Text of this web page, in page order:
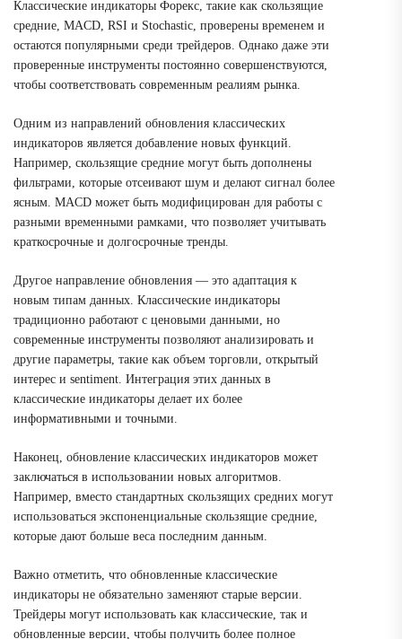
Классические индикаторы Форекс, такие как скользящие
средние, MACD, RSI и Stochastic, проверены временем и
остаются популярными среди трейдеров. Однако даже эти
проверенные инструменты постоянно совершенствуются,
чтобы соответствовать современным реалиям рынка.
Одним из направлений обновления классических
индикаторов является добавление новых функций.
Например, скользящие средние могут быть дополнены
фильтрами, которые отсеивают шум и делают сигнал более
ясным. MACD может быть модифицирован для работы с
разными временными рамками, что позволяет учитывать
краткосрочные и долгосрочные тренды.
Другое направление обновления — это адаптация к
новым типам данных. Классические индикаторы
традиционно работают с ценовыми данными, но
современные инструменты позволяют анализировать и
другие параметры, такие как объем торговли, открытый
интерес и sentiment. Интеграция этих данных в
классические индикаторы делает их более
информативными и точными.
Наконец, обновление классических индикаторов может
заключаться в использовании новых алгоритмов.
Например, вместо стандартных скользящих средних могут
использоваться экспоненциальные скользящие средние,
которые дают больше веса последним данным.
Важно отметить, что обновленные классические
индикаторы не обязательно заменяют старые версии.
Трейдеры могут использовать как классические, так и
обновленные версии, чтобы получить более полное